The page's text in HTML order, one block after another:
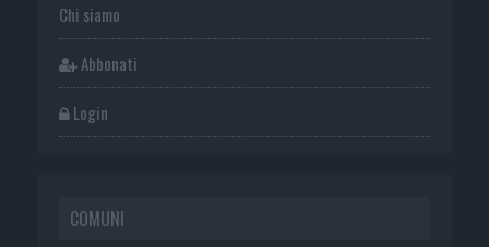
Chi siamo
Abbonati
Login
COMUNI